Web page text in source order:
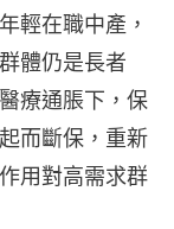
輕在職中產，
體仍是長者
療通脹下，保
而斷保，重新
用對高需求群